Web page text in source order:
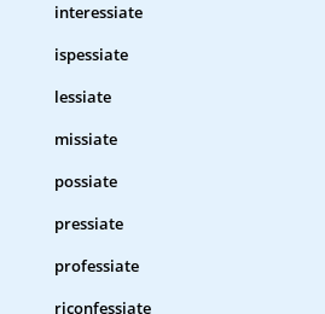
interessiate
ispessiate
lessiate
missiate
possiate
pressiate
professiate
riconfessiate